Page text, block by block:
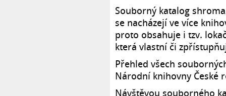
Souborný katalog
se nacházejí ve více
proto obsahuje i tzv.
která vlastní či
Přehled všech
Národní knihovny České
Návštěvou souborného